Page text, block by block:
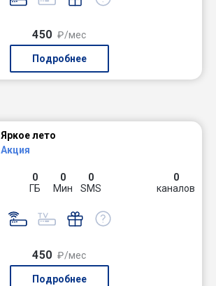
450 ₽/мес
Подробнее
Яркое лето
Акция
0
ГБ
0
Мин
0
SMS
0
каналов
450 ₽/мес
Подробнее